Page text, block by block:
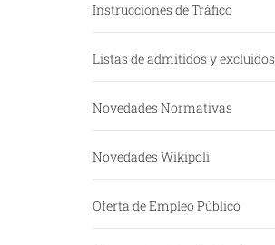
Instrucciones de Tráfico
Listas de admitidos y excluidos
Novedades Normativas
Novedades Wikipoli
Oferta de Empleo Público